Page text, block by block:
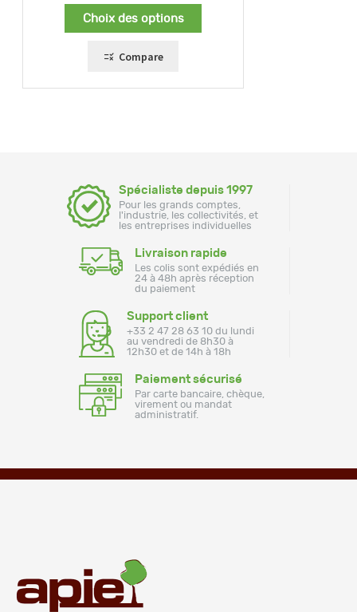
Choix des options
Compare
Spécialiste depuis 1997
Pour les grands comptes,
l'industrie, les collectivités, et
les entreprises individuelles
Livraison rapide
Les colis sont expédiés en
24 à 48h après réception
du paiement
Support client
+33 2 47 28 63 10 du lundi
au vendredi de 8h30 à
12h30 et de 14h à 18h
Paiement sécurisé
Par carte bancaire, chèque,
virement ou mandat
administratif.